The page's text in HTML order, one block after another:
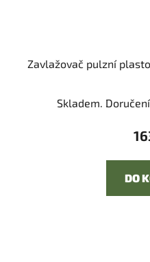
Zavlažovač pulzní
Skladem.
DO